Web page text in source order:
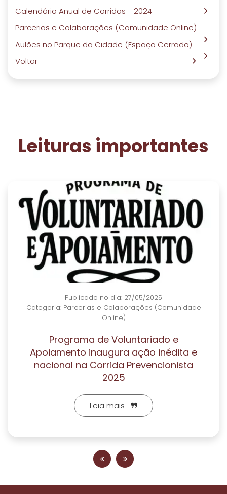
Calendário Anual de Corridas - 2024
Parcerias e Colaborações (Comunidade Online)
Aulões no Parque da Cidade (Espaço Cerrado)
Voltar
Leituras importantes
Publicado no dia: 27/05/2025
Categoria: Parcerias e Colaborações (Comunidade
Online)
Programa de Voluntariado e
Apoiamento inaugura ação inédita e
nacional na Corrida Prevencionista
2025
Leia mais